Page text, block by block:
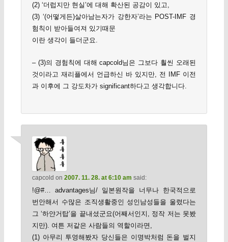
(2) ‘더럽지만 현실’에 대해 확산된 공감이 있고,
(3) ‘(어떻게든)살아남는자가 강한자’라는 POST-IMF 경
험칙이 받아들여져 있기때문
이란 생각이 들더군요.
– (3)의 경험칙에 대해 capcold님은 그보다 훨씬 오래된
것이라고 재리플에서 언급하신 바 있지만, 전 IMF 이전
과 이후에 그 강도차가 significant하다고 생각합니다.
capcold on 2007. 11. 28. at 6:10 am said:
!@#… advantages님/ 일본원작을 너무나 한국적으로
번안해서 수많은 조직생활중인 성인남성들을 울렸다는
그 ‘하얀거탑’을 끝내셨군요(어째서인지, 정작 저는 못봤
지만). 여튼 저같은 사람들의 역할이라면,
(1) 아무리 투영해봤자 당신들은 이명박처럼 돈을 벌지